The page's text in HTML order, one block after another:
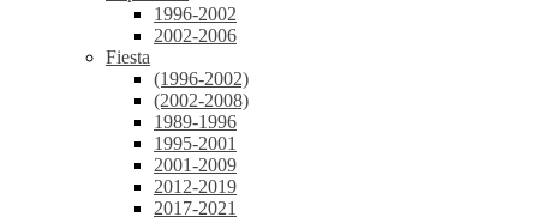
1996-2002
2002-2006
Fiesta
(1996-2002)
(2002-2008)
1989-1996
1995-2001
2001-2009
2012-2019
2017-2021